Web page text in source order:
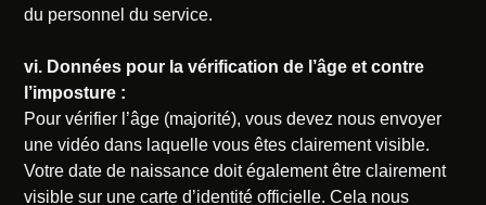
du personnel du service.
vi. Données pour la vérification de l’âge et contre
l’imposture :
Pour vérifier l’âge (majorité), vous devez nous envoyer
une vidéo dans laquelle vous êtes clairement visible.
Votre date de naissance doit également être clairement
visible sur une carte d’identité officielle. Cela nous